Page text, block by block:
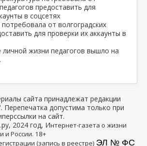
предоставить для
в соцсетях
личной жизни педагогов вышло на
сайта принадлежат редакции
Перепечатка допустима только при
на сайт.
2024 год, Интернет-газета о жизни
и России. 18+
(запись в реестре) ЭЛ № ФС